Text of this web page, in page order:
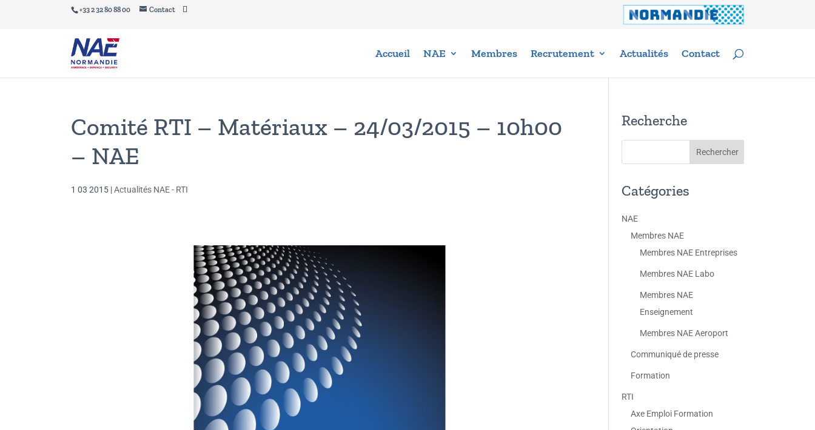
+33 2 32 80 88 00 Contact
Accueil NAE Membres Recrutement Actualités Contact
Comité RTI – Matériaux – 24/03/2015 – 10h00
– NAE
1 03 2015 |Actualités NAE - RTI
Recherche
Catégories
NAE
Membres NAE
Membres NAE Entreprises
Membres NAE Labo
Membres NAE
Enseignement
Membres NAE Aeroport
Communiqué de presse
Formation
RTI
Axe Emploi Formation